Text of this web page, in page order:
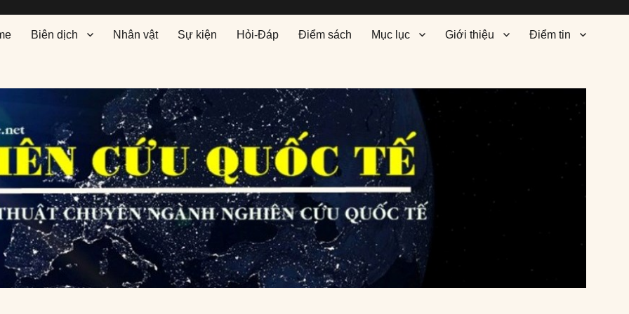
Biên dịch Nhân vật Sự kiện Hỏi-Đáp Điểm sách Mục lục Giới thiệu Điểm tin